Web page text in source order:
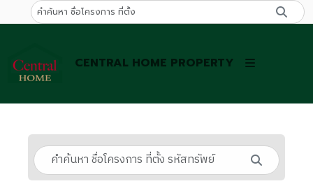
CENTRAL HOME PROPERTY